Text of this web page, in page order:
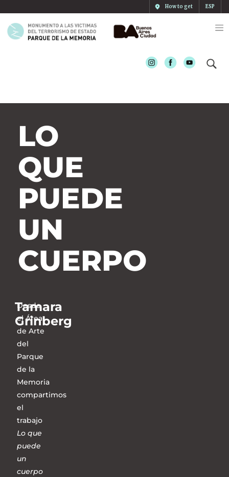
How to get ESP
InstagramFacebookYoutube
LO
QUE
PUEDE
UN
CUERPO
Tamara
Grinberg
Desde
el Área
de Arte
del
Parque
de la
Memoria
compartimos
el
trabajo
Lo que
puede
un
cuerpo